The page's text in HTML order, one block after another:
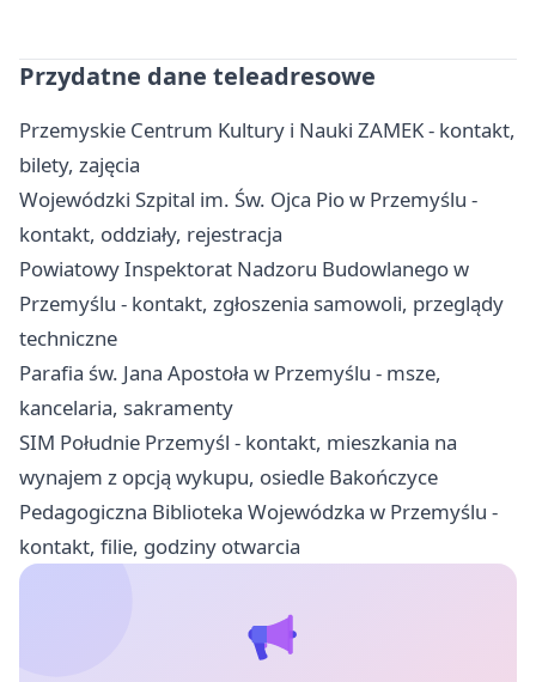
Przydatne dane teleadresowe
Przemyskie Centrum Kultury i Nauki ZAMEK - kontakt,
bilety, zajęcia
Wojewódzki Szpital im. Św. Ojca Pio w Przemyślu -
kontakt, oddziały, rejestracja
Powiatowy Inspektorat Nadzoru Budowlanego w
Przemyślu - kontakt, zgłoszenia samowoli, przeglądy
techniczne
Parafia św. Jana Apostoła w Przemyślu - msze,
kancelaria, sakramenty
SIM Południe Przemyśl - kontakt, mieszkania na
wynajem z opcją wykupu, osiedle Bakończyce
Pedagogiczna Biblioteka Wojewódzka w Przemyślu -
kontakt, filie, godziny otwarcia